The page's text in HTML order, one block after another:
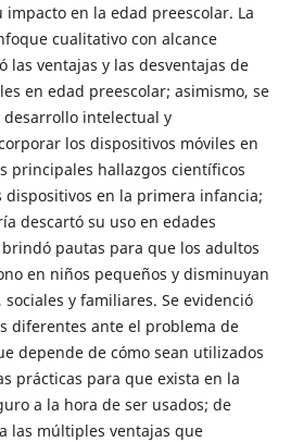
en la edad preescolar. La
cualitativo con alcance
las ventajas y las desventajas de
en edad preescolar; asimismo, se
desarrollo intelectual y
los dispositivos móviles en
principales hallazgos científicos
dispositivos en la primera infancia;
descartó su uso en edades
pautas para que los adultos
en niños pequeños y disminuyan
y familiares. Se evidenció
diferentes ante el problema de
depende de cómo sean utilizados
prácticas para que exista en la
a la hora de ser usados; de
las múltiples ventajas que